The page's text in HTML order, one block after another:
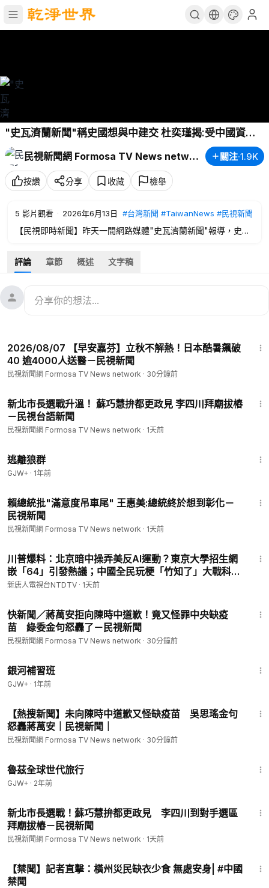
"史瓦濟蘭新聞"稱史國想與中建交 杜奕瑾揭:受中國資助
－民視新聞
民視新聞網 Formosa TV News network
關注·1.9K
按讚 分享 收藏 檢舉
5 影片觀看 · 2026年6月13日 #台灣新聞 #TaiwanNews #民視新聞
【民視即時新聞】昨天一間網路媒體"史瓦濟蘭新聞"報導，史國
現，恐怕是受中國資助幫忙打認知戰，最新情形連線記者陳妍
伶。
看新聞：
📱下載民視新聞APP →https://www.ftvnews.com.tw/download
✅ 民視新聞網：https://www.ftvnews.com.tw/
✅ 民視新聞FB： https://www.facebook.com/ftvnews53
✅ 訂閱民視IG：https://www.instagram.com/ftvnews/
評論 章節 概述 文字稿
2026/08/07 【早安嘉芬】立秋不解熱！日本酷暑飆破
40 逾4000人送醫－民視新聞
民視新聞網 Formosa TV News network · 30分鐘前
新北市長選戰升溫！ 蘇巧慧拚都更政見 李四川拜廟拔樁
－民視台語新聞
民視新聞網 Formosa TV News network · 1天前
逃離狼群
GJW+ · 1年前
賴總統批"滿意度吊車尾" 王惠美:總統終於想到彰化－
民視新聞
民視新聞網 Formosa TV News network · 1天前
川普爆料：北京暗中操弄美反AI運動？東京大學招生網
嵌「64」引發熱議；中國全民玩梗「竹知了」大戰科技
巨頭；直擊橫州災後現場：居民講述安置困境|【#中國
新唐人電視台NTDTV · 1天前
快新聞／蔣萬安拒向陳時中道歉！竟又怪罪中央缺疫
苗 綠委金句怒轟了－民視新聞
民視新聞網 Formosa TV News network · 30分鐘前
銀河補習班
GJW+ · 1年前
【熱搜新聞】未向陳時中道歉又怪缺疫苗 吳思瑤金句
怒轟蔣萬安｜民視新聞｜
民視新聞網 Formosa TV News network · 30分鐘前
魯茲全球世代旅行
GJW+ · 2年前
新北市長選戰！蘇巧慧拚都更政見 李四川到對手選區
拜廟拔樁－民視新聞
民視新聞網 Formosa TV News network · 1天前
【禁聞】記者直擊：橫州災民缺衣少食 無處安身| #中國
禁聞